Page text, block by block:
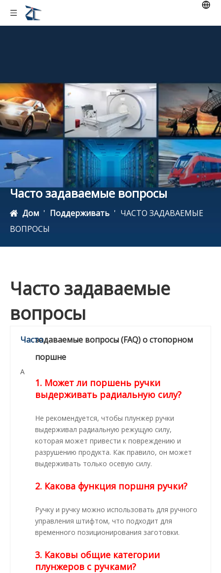
Часто задаваемые вопросы
Дом ' Поддерживать ' ЧАСТО ЗАДАВАЕМЫЕ
ВОПРОСЫ
Часто задаваемые
вопросы
Частозадаваемые вопросы (FAQ) о стопорном
поршне
А
1. Может ли поршень ручки
выдерживать радиальную силу?
Не рекомендуется, чтобы плунжер ручки
выдерживал радиальную режущую силу,
которая может привести к повреждению и
разрушению продукта. Как правило, он может
выдерживать только осевую силу.
2. Какова функция поршня ручки?
Ручку и ручку можно использовать для ручного
управления штифтом, что подходит для
временного позиционирования заготовки.
3. Каковы общие категории
плунжеров с ручками?